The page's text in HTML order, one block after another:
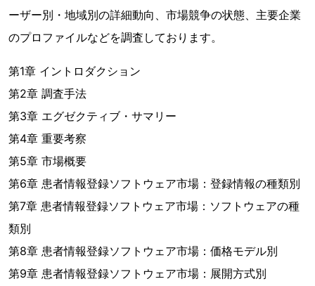
ーザー別・地域別の詳細動向、市場競争の状態、主要企業
のプロファイルなどを調査しております。
第1章 イントロダクション
第2章 調査手法
第3章 エグゼクティブ・サマリー
第4章 重要考察
第5章 市場概要
第6章 患者情報登録ソフトウェア市場：登録情報の種類別
第7章 患者情報登録ソフトウェア市場：ソフトウェアの種
類別
第8章 患者情報登録ソフトウェア市場：価格モデル別
第9章 患者情報登録ソフトウェア市場：展開方式別